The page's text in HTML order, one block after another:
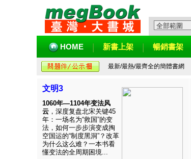
HOME 新書上架 暢銷書架
最新/最熱/最齊全的簡體書網
文明3
1060年—1104年变法风
云 ，深度复盘北宋关键45
年：一场名为“救国”的变
法，如何一步步演变成掏
空国运的“制度黑洞”？改革
为什么这么难？一本书看
懂变法的全周期困境...